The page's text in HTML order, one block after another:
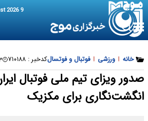
9 August 2026
خانه | ورزشی | فوتبال و فوتسالکدخبر : ۷۱۰۱۸۸
صدور ویزای تیم ملی فوتبال
انگشت‌نگاری برای مکزیک